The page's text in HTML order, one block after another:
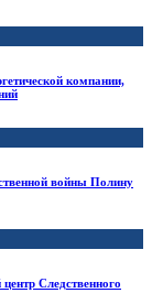
компании,
войны Полину
Следственного